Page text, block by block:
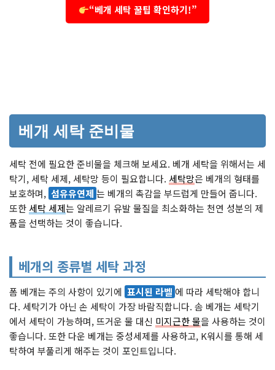
“베개 세탁 꿀팁 확인하기!”
베개 세탁 준비물
세탁 전에 필요한 준비물을 체크해 보세요. 베개 세탁을 위해서는 세
탁기, 세탁 세제, 세탁망 등이 필요합니다. 세탁망은 베개의 형태를
보호하며, 섬유유연제 는 베개의 촉감을 부드럽게 만들어 줍니다.
또한 세탁 세제는 알레르기 유발 물질을 최소화하는 천연 성분의 제
품을 선택하는 것이 좋습니다.
베개의 종류별 세탁 과정
폼 베개는 주의 사항이 있기에 표시된 라벨 에 따라 세탁해야 합니
다. 세탁기가 아닌 손 세탁이 가장 바람직합니다. 솜 베개는 세탁기
에서 세탁이 가능하며, 뜨거운 물 대신 미지근한 물을 사용하는 것이
좋습니다. 또한 다운 베개는 중성세제를 사용하고, K워시를 통해 세
탁하여 부풀리게 해주는 것이 포인트입니다.